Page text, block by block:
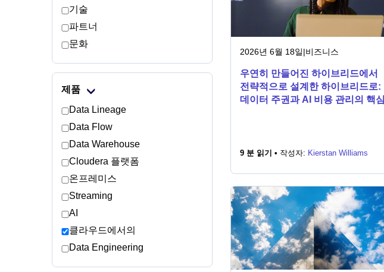
기술
파트너
문화
제품
Data Lineage
Data Flow
Data Warehouse
Cloudera 플랫폼
온프레미스
Streaming
AI
클라우드에서의
Data Engineering
2026년 6월 18일|비즈니스
우연히 만들어진 하이브리드에서
전략적으로 설계한 하이브리드로:
데이터 주권과 AI 비용 관리의 핵심
9 분 읽기 • 작성자: Kierstan Williams